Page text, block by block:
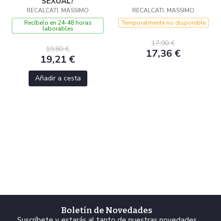
RECALCATI, MASSIMO
Recíbelo en 24-48 horas
laborables
19,80 €
19,21 €
Añadir a cesta
RECALCATI, MASSIMO
Temporalmente no disponible
17,90 €
17,36 €
Boletín de Novedades